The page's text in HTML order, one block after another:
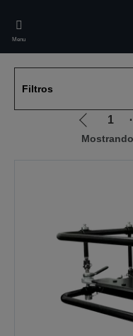
main
content
Menu
Filtros
Ir
para
1